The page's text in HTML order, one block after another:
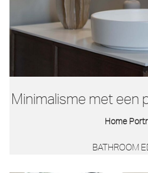
Minimalisme met een
Home
BATHROOM